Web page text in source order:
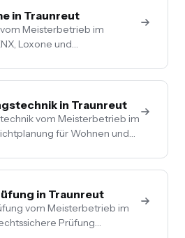
in Traunreut
Meisterbetrieb im
Loxone und
Beschattung und Sicherheit
in Traunreut
vom Meisterbetrieb im
für Wohnen und
Auch mit Smart-
in Traunreut
vom Meisterbetrieb im
Prüfung